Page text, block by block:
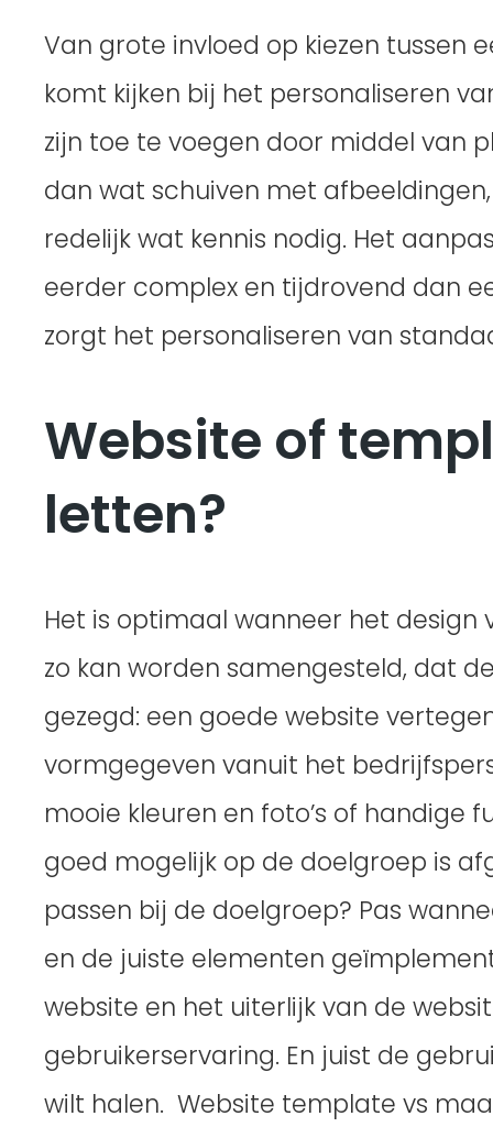
Van grote invloed op kiezen tussen
komt kijken bij het personaliseren
zijn toe te voegen door middel van
dan wat schuiven met
redelijk wat kennis nodig. Het
eerder complex en tijdrovend dan
zorgt het personaliseren van
Website of
letten?
Het is optimaal wanneer het
zo kan worden samengesteld, dat
gezegd: een goede website
vormgegeven vanuit het
mooie kleuren en foto’s of
goed mogelijk op de doelgroep is
passen bij de doelgroep? Pas
en de juiste elementen
website en het uiterlijk van de
gebruikerservaring. En juist de
wilt halen. Website template vs